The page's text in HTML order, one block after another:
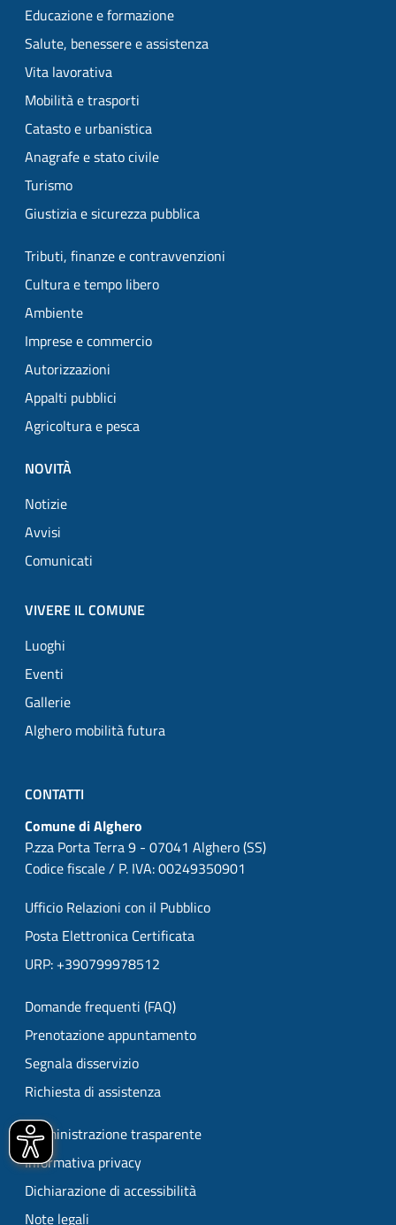
Educazione e formazione
Salute, benessere e assistenza
Vita lavorativa
Mobilità e trasporti
Catasto e urbanistica
Anagrafe e stato civile
Turismo
Giustizia e sicurezza pubblica
Tributi, finanze e contravvenzioni
Cultura e tempo libero
Ambiente
Imprese e commercio
Autorizzazioni
Appalti pubblici
Agricoltura e pesca
NOVITÀ
Notizie
Avvisi
Comunicati
VIVERE IL COMUNE
Luoghi
Eventi
Gallerie
Alghero mobilità futura
CONTATTI
Comune di Alghero
P.zza Porta Terra 9 - 07041 Alghero (SS)
Codice fiscale / P. IVA: 00249350901
Ufficio Relazioni con il Pubblico
Posta Elettronica Certificata
URP: +390799978512
Domande frequenti (FAQ)
Prenotazione appuntamento
Segnala disservizio
Richiesta di assistenza
Amministrazione trasparente
Informativa privacy
Dichiarazione di accessibilità
Note legali